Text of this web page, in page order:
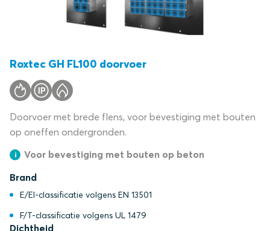
Roxtec GH FL100 doorvoer
Doorvoer met brede flens, voor bevestiging met bouten
op oneffen ondergronden.
Voor bevestiging met bouten op beton
Brand
E/EI-classificatie volgens EN 13501
F/T-classificatie volgens UL 1479
Dichtheid